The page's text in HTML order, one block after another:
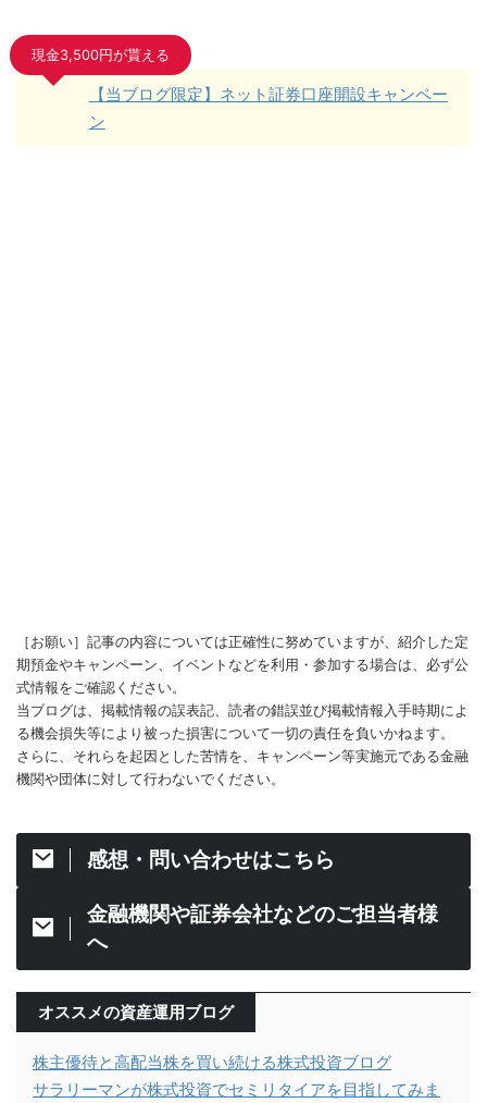
現金3,500円が貰える
【当ブログ限定】ネット証券口座開設キャンペー
ン
［お願い］記事の内容については正確性に努めていますが、紹介した定
期預金やキャンペーン、イベントなどを利用・参加する場合は、必ず公
式情報をご確認ください。
当ブログは、掲載情報の誤表記、読者の錯誤並び掲載情報入手時期によ
る機会損失等により被った損害について一切の責任を負いかねます。
さらに、それらを起因とした苦情を、キャンペーン等実施元である金融
機関や団体に対して行わないでください。
感想・問い合わせはこちら
金融機関や証券会社などのご担当者様
へ
オススメの資産運用ブログ
株主優待と高配当株を買い続ける株式投資ブログ
サラリーマンが株式投資でセミリタイアを目指してみま